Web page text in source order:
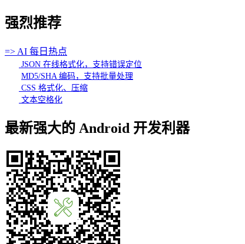
强烈推荐
=> AI 每日热点
JSON 在线格式化，支持错误定位
MD5/SHA 编码，支持批量处理
CSS 格式化、压缩
文本空格化
最新强大的 Android 开发利器